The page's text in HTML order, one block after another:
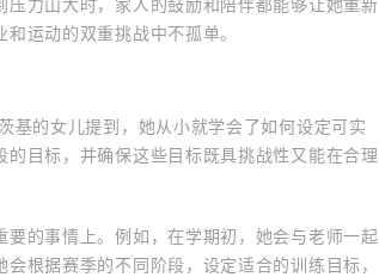
力山大时，家人的鼓励和陪伴都能够让她重新
运动的双重挑战中不孤单。
基的女儿提到，她从小就学会了如何设定可实
目标，并确保这些目标既具挑战性又能在合理
的事情上。例如，在学期初，她会与老师一起
根据赛季的不同阶段，设定适合的训练目标，